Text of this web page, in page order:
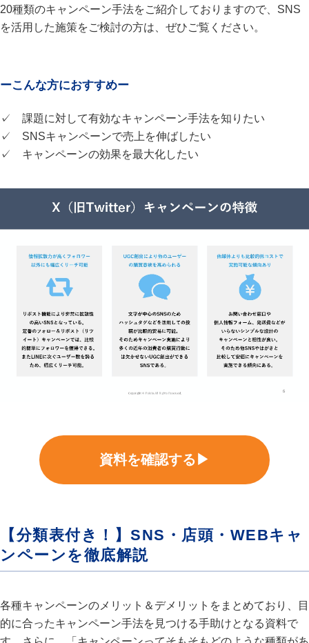
20種類のキャンペーン手法をご紹介しておりますので、SNS
を活用した施策をご検討の方は、ぜひご覧ください。
ーこんな方におすすめー
✓ 課題に対して有効なキャンペーン手法を知りたい
✓ SNSキャンペーンで売上を伸ばしたい
✓ キャンペーンの効果を最大化したい
資料を確認する▶
【分類表付き！】SNS・店頭・WEBキャ
ンペーンを徹底解説
各種キャンペーンのメリット＆デメリットをまとめており、目
的に合ったキャンペーン手法を見つける手助けとなる資料で